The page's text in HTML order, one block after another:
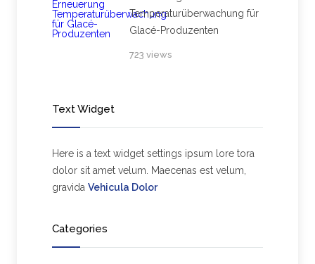
Temperaturüberwachung für
Glacé-Produzenten
723 views
Text Widget
Here is a text widget settings ipsum lore tora
dolor sit amet velum. Maecenas est velum,
gravida Vehicula Dolor
Categories